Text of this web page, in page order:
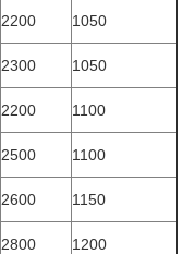
2200
1050
2300
1050
2200
1100
2500
1100
2600
1150
2800
1200